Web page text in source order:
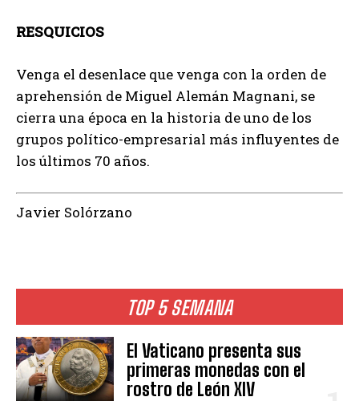
TOP 5 SEMANA
El Vaticano presenta sus
primeras monedas con el
rostro de León XIV
RESQUICIOS
Venga el desenlace que venga con la orden de
aprehensión de Miguel Alemán Magnani, se
cierra una época en la historia de uno de los
grupos político-empresarial más influyentes de
los últimos 70 años.
Javier Solórzano